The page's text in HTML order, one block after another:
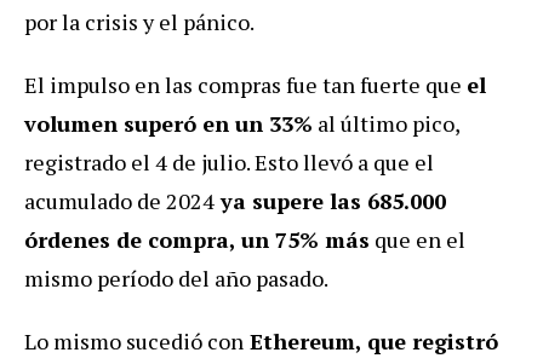
por la crisis y el pánico.
El impulso en las compras fue tan fuerte que el
volumen superó en un 33% al último pico,
registrado el 4 de julio. Esto llevó a que el
acumulado de 2024ya supere las 685.000
órdenes de compra, un 75% más que en el
mismo período del año pasado.
Lo mismo sucedió con Ethereum, que registró